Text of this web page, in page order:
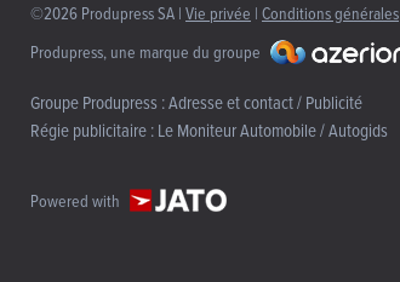
©2026 Produpress SA | Vie privée | Conditions générales
Produpress, une marque du groupe
Groupe Produpress :Adresse et contact / Publicité
Régie publicitaire :Le Moniteur Automobile / Autogids
Powered with